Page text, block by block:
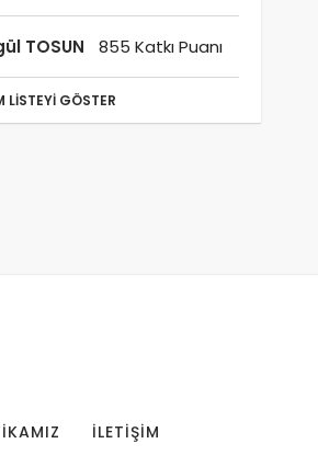
TOSUN 855 Katkı Puanı
LISTEYI GÖSTER
İLETIŞIM